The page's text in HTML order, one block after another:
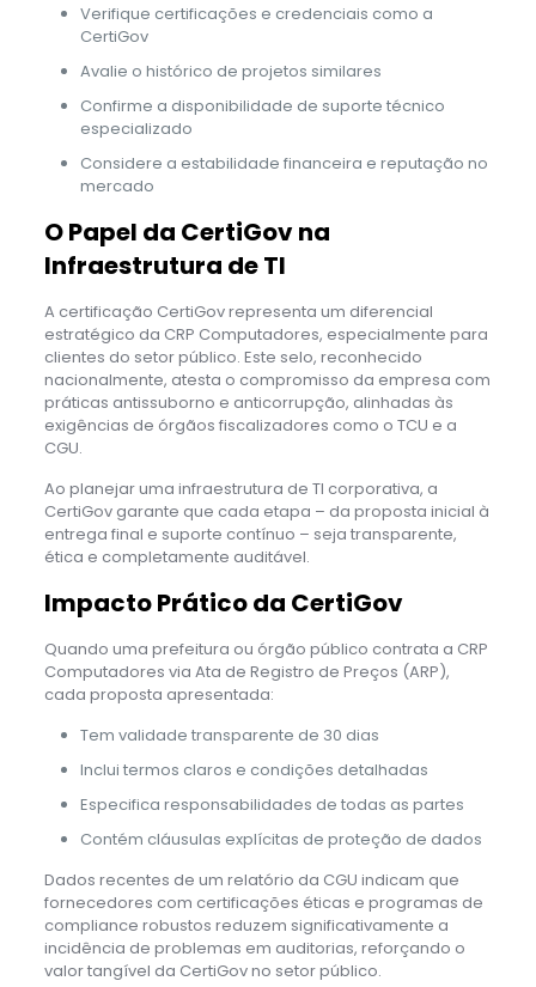
Verifique certificações e credenciais como a
CertiGov
Avalie o histórico de projetos similares
Confirme a disponibilidade de suporte técnico
especializado
Considere a estabilidade financeira e reputação no
mercado
O Papel da CertiGov na
Infraestrutura de TI
A certificação CertiGov representa um diferencial
estratégico da CRP Computadores, especialmente para
clientes do setor público. Este selo, reconhecido
nacionalmente, atesta o compromisso da empresa com
práticas antissuborno e anticorrupção, alinhadas às
exigências de órgãos fiscalizadores como o TCU e a
CGU.
Ao planejar uma infraestrutura de TI corporativa, a
CertiGov garante que cada etapa – da proposta inicial à
entrega final e suporte contínuo – seja transparente,
ética e completamente auditável.
Impacto Prático da CertiGov
Quando uma prefeitura ou órgão público contrata a CRP
Computadores via Ata de Registro de Preços (ARP),
cada proposta apresentada:
Tem validade transparente de 30 dias
Inclui termos claros e condições detalhadas
Especifica responsabilidades de todas as partes
Contém cláusulas explícitas de proteção de dados
Dados recentes de um relatório da CGU indicam que
fornecedores com certificações éticas e programas de
compliance robustos reduzem significativamente a
incidência de problemas em auditorias, reforçando o
valor tangível da CertiGov no setor público.